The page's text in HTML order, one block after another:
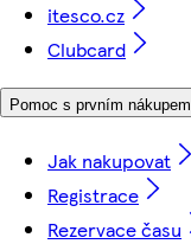
itesco.cz
Clubcard
Pomoc s prvním nákupem
Jak nakupovat
Registrace
Rezervace času